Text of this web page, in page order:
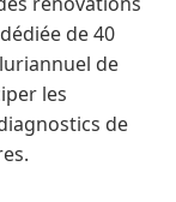
de 40
de
les
de